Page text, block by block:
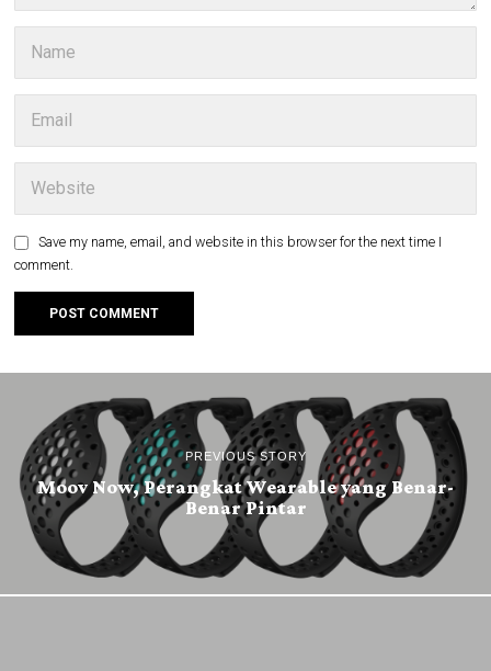
Save my name, email, and website in this browser for the next time I
comment.
PREVIOUS STORY
Moov Now, Perangkat Wearable yang Benar-
Benar Pintar